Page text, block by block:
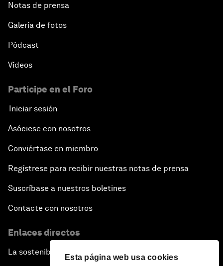
Esta página web usa cookies
Notas de prensa
Galería de fotos
Pódcast
Vídeos
Participe en el Foro
Iniciar sesión
Asóciese con nosotros
Conviértase en miembro
Regístrese para recibir nuestras notas de prensa
Suscríbase a nuestros boletines
Contacte con nosotros
Enlaces directos
La sostenibilidad en el Foro